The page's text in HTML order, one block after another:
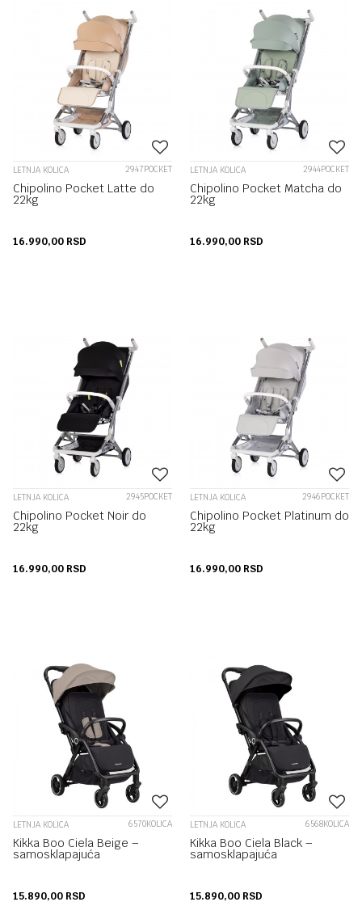
LETNJA KOLICA 2947POCKET
Chipolino Pocket Latte do
22kg
16.990,00 RSD
LETNJA KOLICA 2944POCKET
Chipolino Pocket Matcha do
22kg
16.990,00 RSD
LETNJA KOLICA 2945POCKET
Chipolino Pocket Noir do
22kg
16.990,00 RSD
LETNJA KOLICA 2946POCKET
Chipolino Pocket Platinum do
22kg
16.990,00 RSD
LETNJA KOLICA 6570KOLICA
Kikka Boo Ciela Beige –
samosklapajuća
15.890,00 RSD
LETNJA KOLICA 6568KOLICA
Kikka Boo Ciela Black –
samosklapajuća
15.890,00 RSD